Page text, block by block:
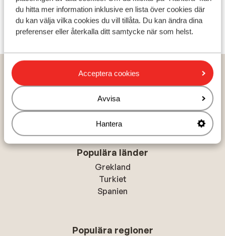
du hitta mer information inklusive en lista över cookies där
du kan välja vilka cookies du vill tillåta. Du kan ändra dina
preferenser eller återkalla ditt samtycke när som helst.
Acceptera cookies
Avvisa
Hantera
Visa alla 0 omdömen
Hem Italien Kroatien
Brac Island - Supetar
Labranda Velaris VILLAGE 3* (Vrilo & Vlacica)
Populära länder
Grekland
Turkiet
Spanien
Populära regioner